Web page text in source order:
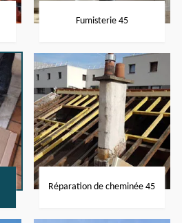
Fumisterie 45
Réparation de cheminée 45